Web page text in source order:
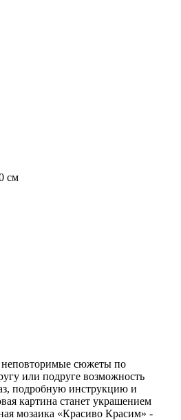
см
неповторимые сюжеты по
или подруге возможность
подробную инструкцию и
картина станет украшением
мозаика «Красиво Красим» -